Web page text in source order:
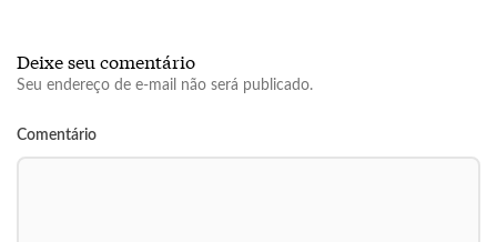
Deixe seu comentário
Seu endereço de e-mail não será publicado.
Comentário